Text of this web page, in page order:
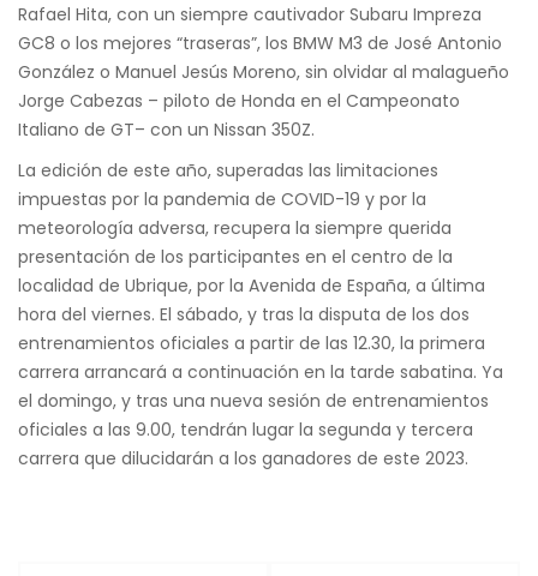
Rafael Hita, con un siempre cautivador Subaru Impreza
GC8 o los mejores “traseras”, los BMW M3 de José Antonio
González o Manuel Jesús Moreno, sin olvidar al malagueño
Jorge Cabezas – piloto de Honda en el Campeonato
Italiano de GT– con un Nissan 350Z.
La edición de este año, superadas las limitaciones
impuestas por la pandemia de COVID-19 y por la
meteorología adversa, recupera la siempre querida
presentación de los participantes en el centro de la
localidad de Ubrique, por la Avenida de España, a última
hora del viernes. El sábado, y tras la disputa de los dos
entrenamientos oficiales a partir de las 12.30, la primera
carrera arrancará a continuación en la tarde sabatina. Ya
el domingo, y tras una nueva sesión de entrenamientos
oficiales a las 9.00, tendrán lugar la segunda y tercera
carrera que dilucidarán a los ganadores de este 2023.